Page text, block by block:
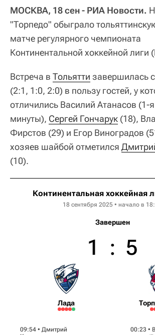
МОСКВА, 18 сен - РИА Новости.
"Торпедо" обыграло
матче регулярного чемпионата
Континентальной хоккейной лиги
Встреча в Тольятти завершилась
(2:1, 1:0, 2:0) в пользу гостей, у
отличились Василий Атанасов (1-
минуты), Сергей Гончарук (18),
Фирстов (29) и Егор Виноградов
хозяев шайбой отметился
(10).
Континентальная хоккейная
18 сентября 2025 • начало в
Завершен
Лада
1 : 5
09:54 • Дмитрий
00:23 •